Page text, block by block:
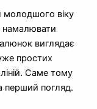
молодшого віку
намалювати
виглядає
простих
Саме тому
перший погляд.